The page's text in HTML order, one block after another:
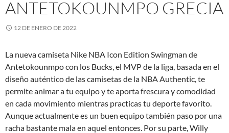
ANTETOKOUNMPO GRECIA
12 DE ENERO DE 2022
La nueva camiseta Nike NBA Icon Edition Swingman de
Antetokounmpo con los Bucks, el MVP de la liga, basada en el
diseño auténtico de las camisetas de la NBA Authentic, te
permite animar a tu equipo y te aporta frescura y comodidad
en cada movimiento mientras practicas tu deporte favorito.
Aunque actualmente es un buen equipo también paso por una
racha bastante mala en aquel entonces. Por su parte, Willy